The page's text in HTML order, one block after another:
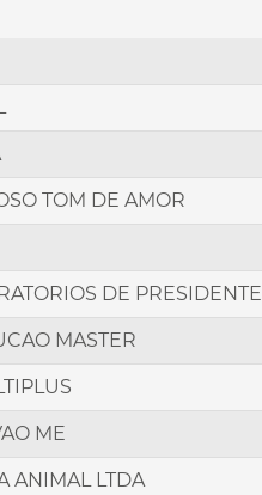
TOM DE AMOR
DE
MASTER
ME
ANIMAL LTDA